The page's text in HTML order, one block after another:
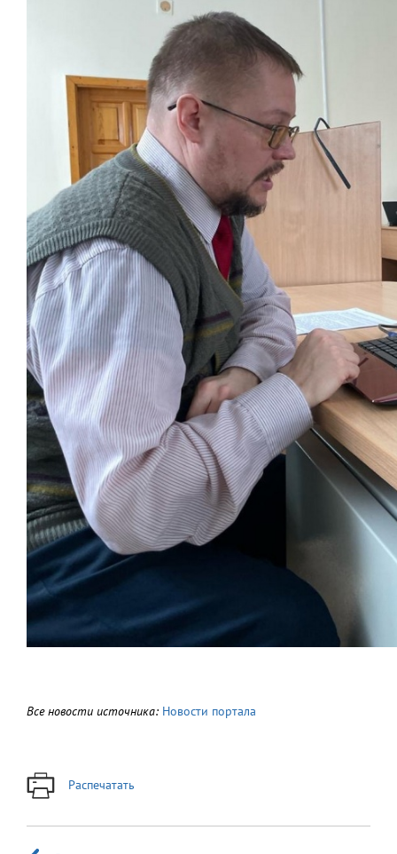
Все новости источника: Новости портала
Распечатать